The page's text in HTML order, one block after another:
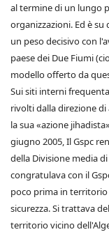
al termine di un lungo
organizzazioni. Ed è
un peso decisivo con
paese dei Due Fiumi
modello offerto da
Sui siti interni
rivolti dalla direzione
la sua «azione
giugno 2005, Il Gspc
della Divisione media
congratulava con il
poco prima in
sicurezza. Si trattava
territorio vicino